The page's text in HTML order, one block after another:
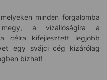
minden forgalomba
a vízállóságira a
célra kifejlesztett legjobb
egy svájci cég kizárólag
bízhat!